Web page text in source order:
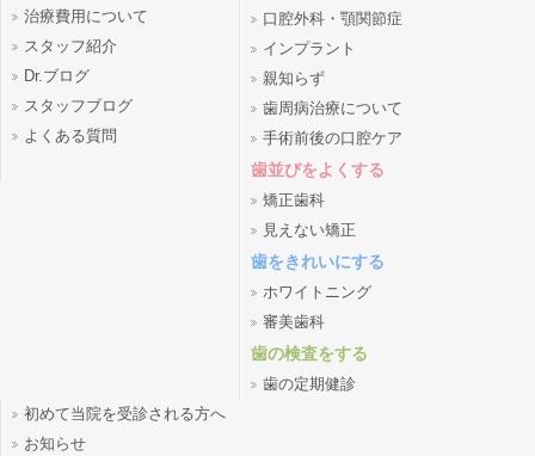
治療費用について
スタッフ紹介
Dr.ブログ
スタッフブログ
よくある質問
口腔外科・顎関節症
インプラント
親知らず
歯周病治療について
手術前後の口腔ケア
歯並びをよくする
矯正歯科
見えない矯正
歯をきれいにする
ホワイトニング
審美歯科
歯の検査をする
歯の定期健診
初めて当院を受診される方へ
お知らせ